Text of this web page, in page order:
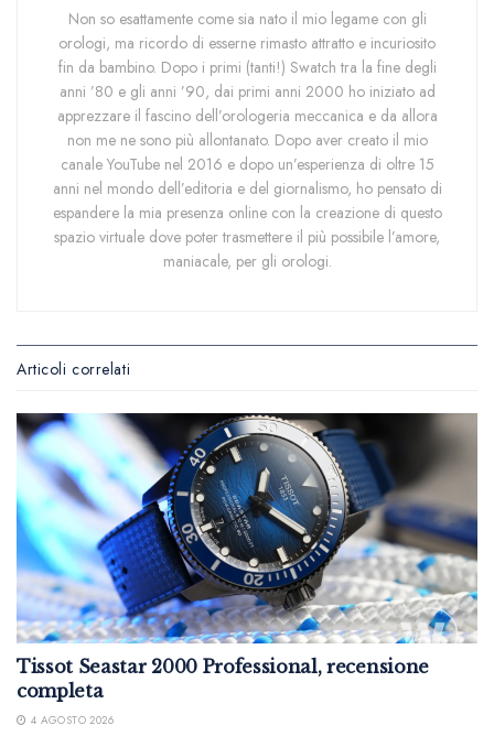
Non so esattamente come sia nato il mio legame con gli
orologi, ma ricordo di esserne rimasto attratto e incuriosito
fin da bambino. Dopo i primi (tanti!) Swatch tra la fine degli
anni ’80 e gli anni ’90, dai primi anni 2000 ho iniziato ad
apprezzare il fascino dell’orologeria meccanica e da allora
non me ne sono più allontanato. Dopo aver creato il mio
canale YouTube nel 2016 e dopo un’esperienza di oltre 15
anni nel mondo dell’editoria e del giornalismo, ho pensato di
espandere la mia presenza online con la creazione di questo
spazio virtuale dove poter trasmettere il più possibile l’amore,
maniacale, per gli orologi.
Articoli correlati
Tissot Seastar 2000 Professional, recensione
completa
4 AGOSTO 2026